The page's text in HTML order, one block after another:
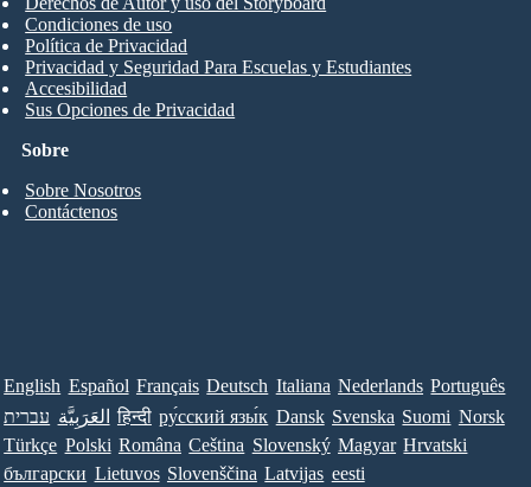
Sobre
Sobre Nosotros
Contáctenos
Condiciones de uso
Política de Privacidad
Privacidad y Seguridad Para Escuelas y Estudiantes
Accesibilidad
Sus Opciones de Privacidad
English Español Français Deutsch Italiana Nederlands Português
עברית العَرَبِيَّة हिन्दी ру́сский язы́к Dansk Svenska Suomi Norsk
Türkçe Polski Româna Ceština Slovenský Magyar Hrvatski
български Lietuvos Slovenščina Latvijas eesti